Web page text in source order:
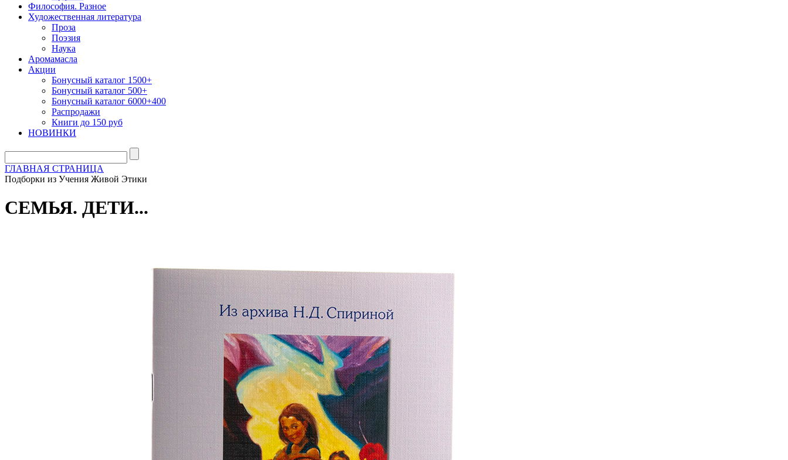
Философия. Разное
Художественная литература
Проза
Поэзия
Наука
Аромамасла
Акции
Бонусный каталог 1500+
Бонусный каталог 500+
Бонусный каталог 6000+400
Распродажи
Книги до 150 руб
НОВИНКИ
ГЛАВНАЯ СТРАНИЦА
Подборки из Учения Живой Этики
СЕМЬЯ. ДЕТИ...